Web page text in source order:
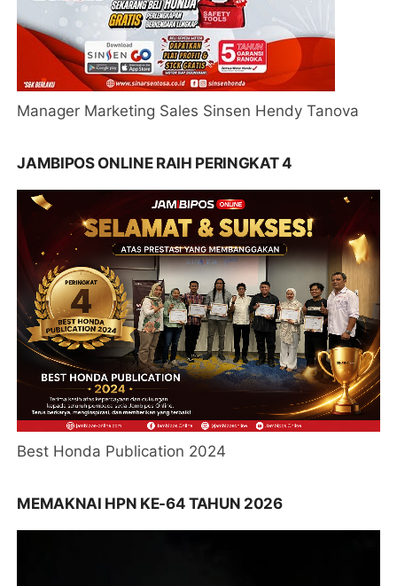
Manager Marketing Sales Sinsen Hendy Tanova
JAMBIPOS ONLINE RAIH PERINGKAT 4
Best Honda Publication 2024
MEMAKNAI HPN KE-64 TAHUN 2026